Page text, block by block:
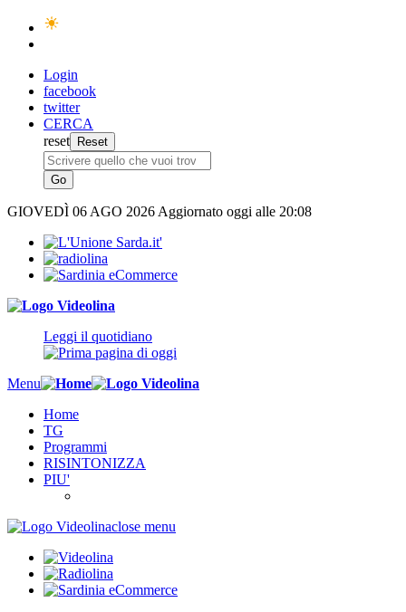
Login
facebook
twitter
CERCA
reset
GIOVEDÌ 06 AGO 2026 Aggiornato oggi alle 20:08
Leggi il quotidiano
Menu
Home
TG
Programmi
RISINTONIZZA
PIU'
close menu